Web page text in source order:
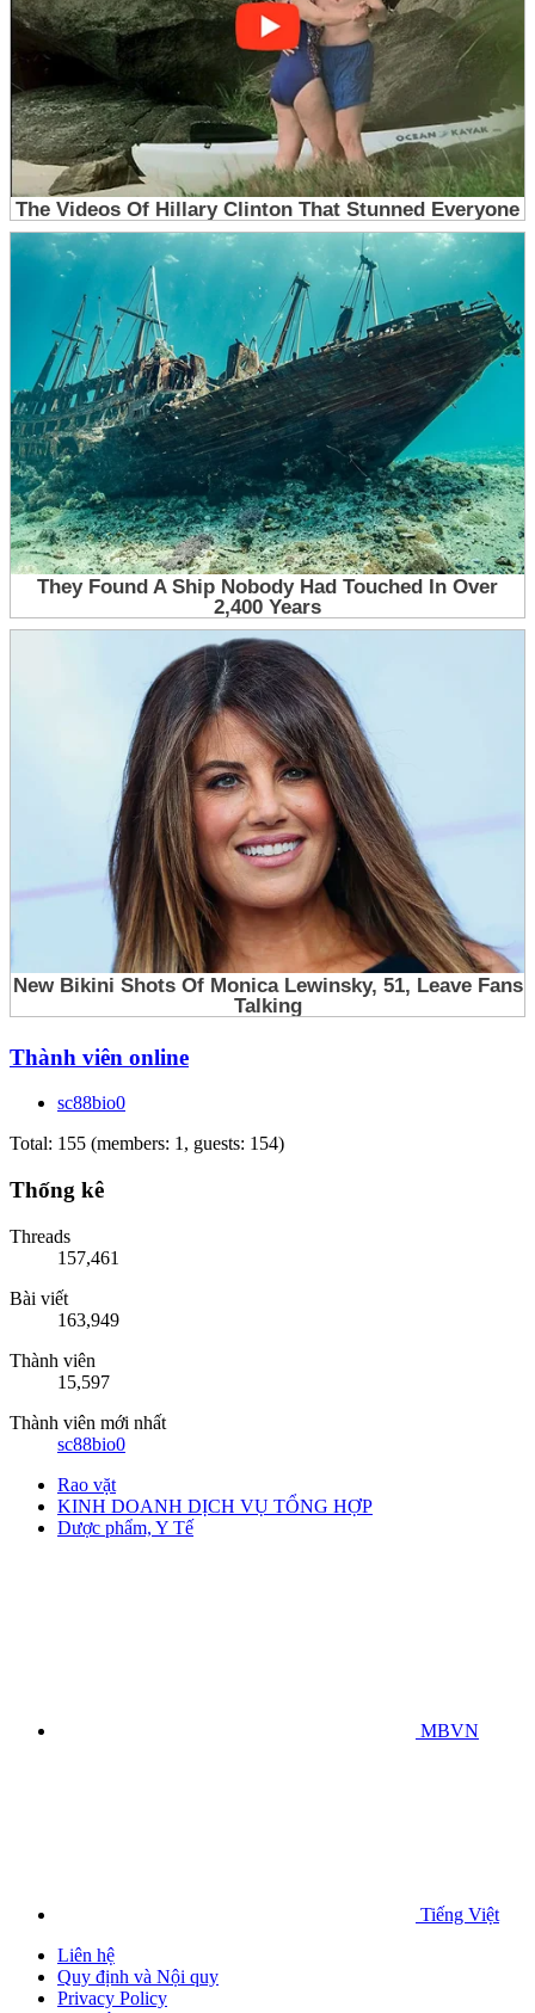
Thành viên online
sc88bio0
Total: 155 (members: 1, guests: 154)
Thống kê
Threads
157,461
Bài viết
163,949
Thành viên
15,597
Thành viên mới nhất
sc88bio0
Rao vặt
KINH DOANH DỊCH VỤ TỔNG HỢP
Dược phẩm, Y Tế
MBVN
Tiếng Việt
Liên hệ
Quy định và Nội quy
Privacy Policy